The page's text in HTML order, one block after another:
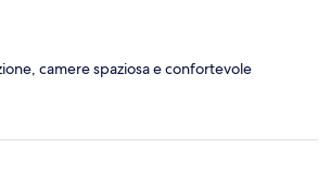
camere spaziosa e confortevole